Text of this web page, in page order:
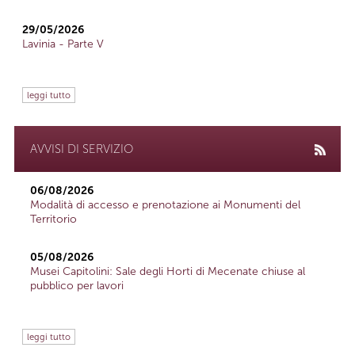
29/05/2026
Lavinia - Parte V
leggi tutto
AVVISI DI SERVIZIO
06/08/2026
Modalità di accesso e prenotazione ai Monumenti del
Territorio
05/08/2026
Musei Capitolini: Sale degli Horti di Mecenate chiuse al
pubblico per lavori
leggi tutto